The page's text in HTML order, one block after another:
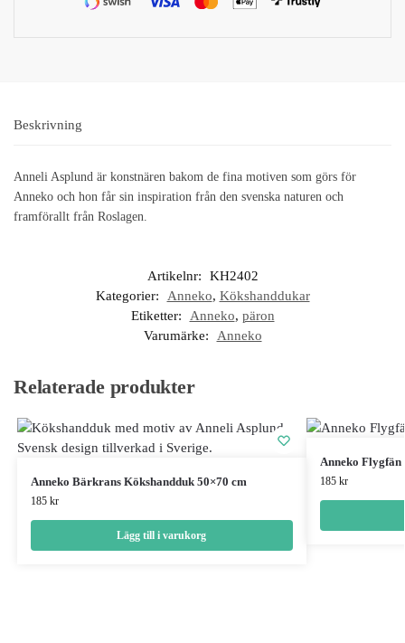
Beskrivning
Anneli Asplund är konstnären bakom de fina motiven som görs för
Anneko och hon får sin inspiration från den svenska naturen och
framförallt från Roslagen.
Artikelnr:
KH2402
Kategorier:
Anneko, Kökshanddukar
Etiketter:
Anneko, päron
Varumärke:
Anneko
Relaterade produkter
Anneko Bärkrans Kökshandduk 50×70 cm
185 kr
Lägg till i varukorg
Anneko Flygfän
185 kr